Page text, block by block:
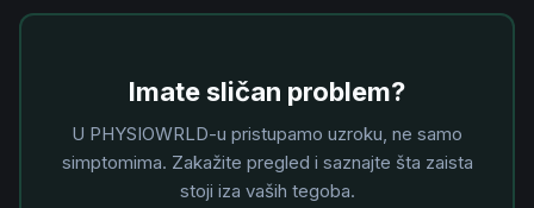
Imate sličan problem?
U PHYSIOWRLD-u pristupamo uzroku, ne samo
simptomima. Zakažite pregled i saznajte šta zaista
stoji iza vaših tegoba.